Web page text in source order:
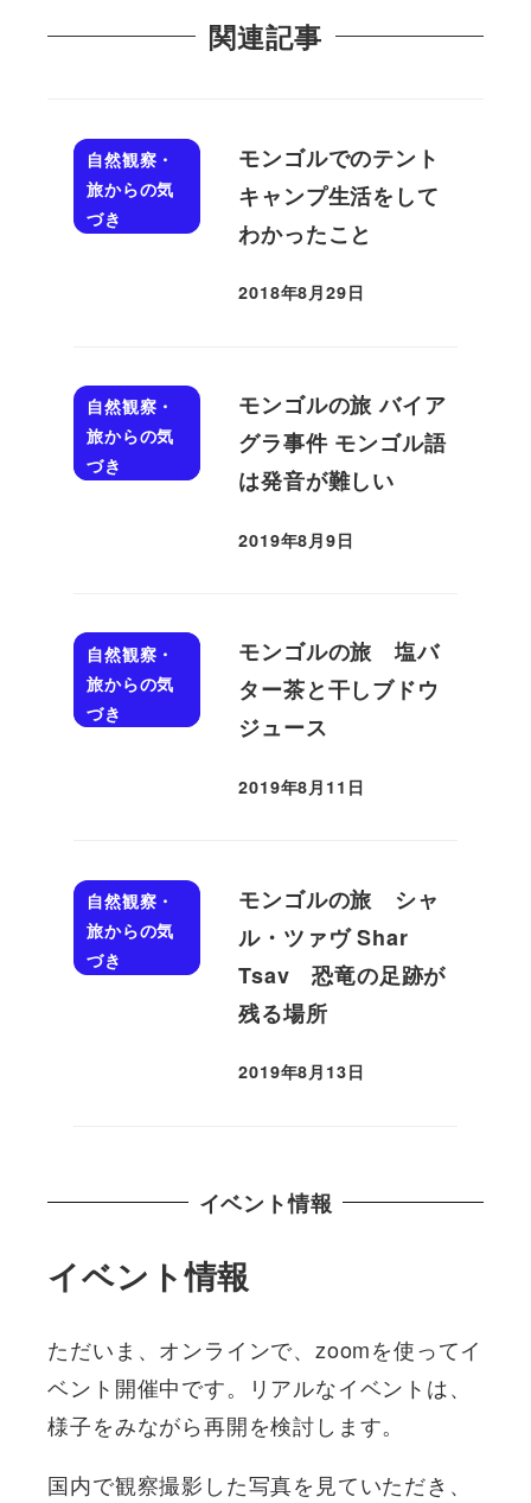
関連記事
自然観察・
旅からの気
づき
モンゴルでのテント
キャンプ生活をして
わかったこと
投稿日
2018年8月29日
自然観察・
旅からの気
づき
モンゴルの旅 バイア
グラ事件 モンゴル語
は発音が難しい
投稿日
2019年8月9日
自然観察・
旅からの気
づき
モンゴルの旅 塩バ
ター茶と干しブドウ
ジュース
投稿日
2019年8月11日
自然観察・
旅からの気
づき
モンゴルの旅 シャ
ル・ツァヴ Shar
Tsav 恐竜の足跡が
残る場所
投稿日
2019年8月13日
イベント情報
イベント情報
ただいま、オンラインで、zoomを使ってイ
ベント開催中です。リアルなイベントは、
様子をみながら再開を検討します。
国内で観察撮影した写真を見ていただき、